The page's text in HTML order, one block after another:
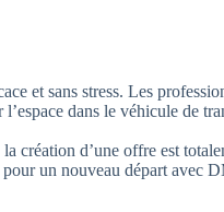
et sans stress. Les
dans le véhicule de
création d’une offre est
pour un nouveau départ avec